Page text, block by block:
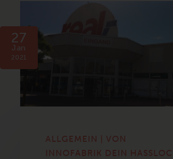
27
Jan
2021
ALLGEMEIN | VON
INNOFABRIK DEIN HASSLOCH